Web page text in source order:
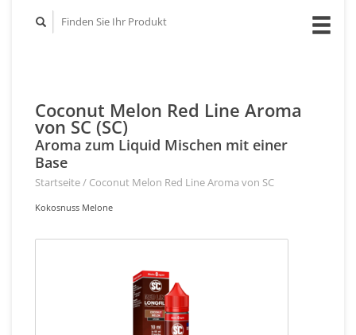
Coconut Melon Red Line Aroma
von SC (SC)
Aroma zum Liquid Mischen mit einer
Base
Startseite/ Coconut Melon Red Line Aroma von SC
Kokosnuss Melone